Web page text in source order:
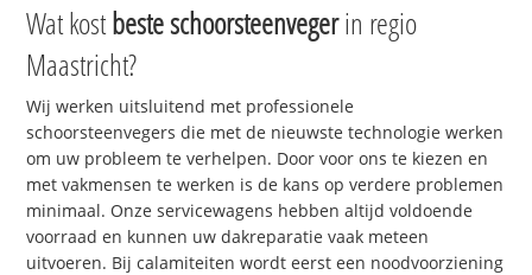
Wat kostbeste schoorsteenvegerin regio
Maastricht?
Wij werken uitsluitend met professionele
schoorsteenvegers die met de nieuwste technologie werken
om uw probleem te verhelpen. Door voor ons te kiezen en
met vakmensen te werken is de kans op verdere problemen
minimaal. Onze servicewagens hebben altijd voldoende
voorraad en kunnen uw dakreparatie vaak meteen
uitvoeren. Bij calamiteiten wordt eerst een noodvoorziening